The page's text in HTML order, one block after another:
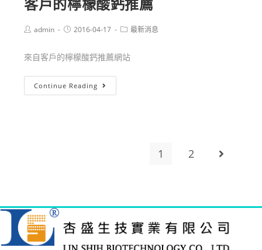
客戶的檸檬酸鈣推薦
admin 2016-04-17 最新消息
來自客戶的檸檬酸鈣推薦網站
Continue Reading
1 2